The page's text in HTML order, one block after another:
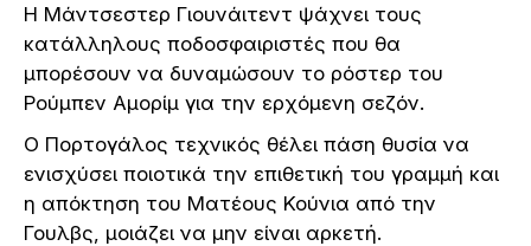
Η Μάντσεστερ Γιουνάιτεντ ψάχνει τους
κατάλληλους ποδοσφαιριστές που θα
μπορέσουν να δυναμώσουν το ρόστερ του
Ρούμπεν Αμορίμ για την ερχόμενη σεζόν.
Ο Πορτογάλος τεχνικός θέλει πάση θυσία να
ενισχύσει ποιοτικά την επιθετική του γραμμή και
η απόκτηση του Ματέους Κούνια από την
Γουλβς, μοιάζει να μην είναι αρκετή.